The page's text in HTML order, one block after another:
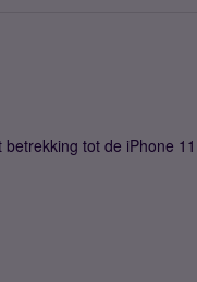
tot de iPhone